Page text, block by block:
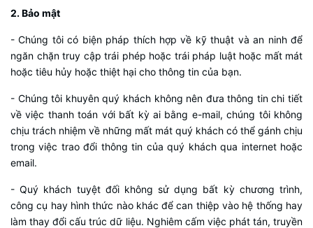
2. Bảo mật
- Chúng tôi có biện pháp thích hợp về kỹ thuật và an ninh để
ngăn chặn truy cập trái phép hoặc trái pháp luật hoặc mất mát
hoặc tiêu hủy hoặc thiệt hại cho thông tin của bạn.
- Chúng tôi khuyên quý khách không nên đưa thông tin chi tiết
về việc thanh toán với bất kỳ ai bằng e-mail, chúng tôi không
chịu trách nhiệm về những mất mát quý khách có thể gánh chịu
trong việc trao đổi thông tin của quý khách qua internet hoặc
email.
- Quý khách tuyệt đối không sử dụng bất kỳ chương trình,
công cụ hay hình thức nào khác để can thiệp vào hệ thống hay
làm thay đổi cấu trúc dữ liệu. Nghiêm cấm việc phát tán, truyền